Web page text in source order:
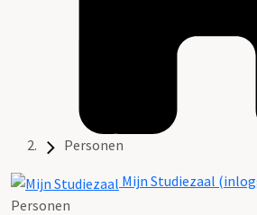
Personen
Mijn Studiezaal
Personen